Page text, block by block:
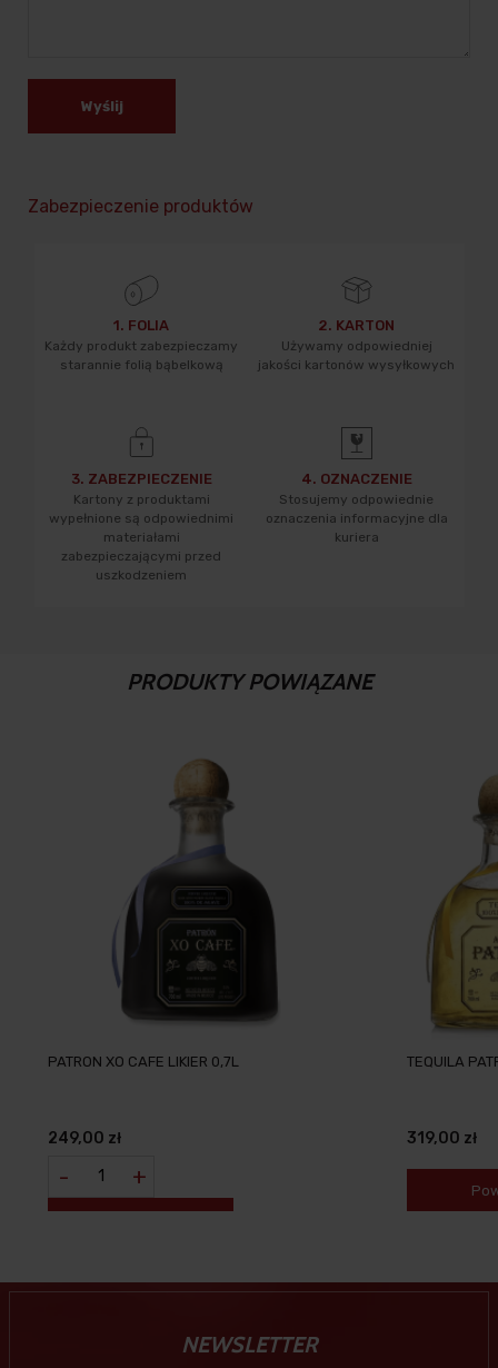
Wyślij
Zabezpieczenie produktów
1. FOLIA
Każdy produkt zabezpieczamy
starannie folią bąbelkową
2. KARTON
Używamy odpowiedniej
jakości kartonów wysyłkowych
3. ZABEZPIECZENIE
Kartony z produktami
wypełnione są odpowiednimi
materiałami
zabezpieczającymi przed
uszkodzeniem
4. OZNACZENIE
Stosujemy odpowiednie
oznaczenia informacyjne dla
kuriera
PRODUKTY POWIĄZANE
PATRON XO CAFE LIKIER 0,7L
249,00 zł
- +
TEQUILA
319,00 zł
NEWSLETTER